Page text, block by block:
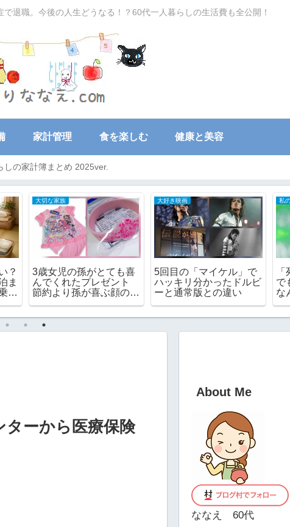
退職。今後の人生どうなる！？60代一人暮らしの生活費も全公開！
家計管理 食を楽しむ 健康と美容
の家計簿まとめ 2025ver.
？
ま
り
大切な家族
3歳女児の孫がとても喜
んでくれたプレゼント
節約より孫が喜ぶ顔の方
大好き映画
5回目の「マイケル」で
ハッキリ分かったドルビ
ーと通常版との違い
私
で
な
ターから医療保険
About Me
ななえ 60代